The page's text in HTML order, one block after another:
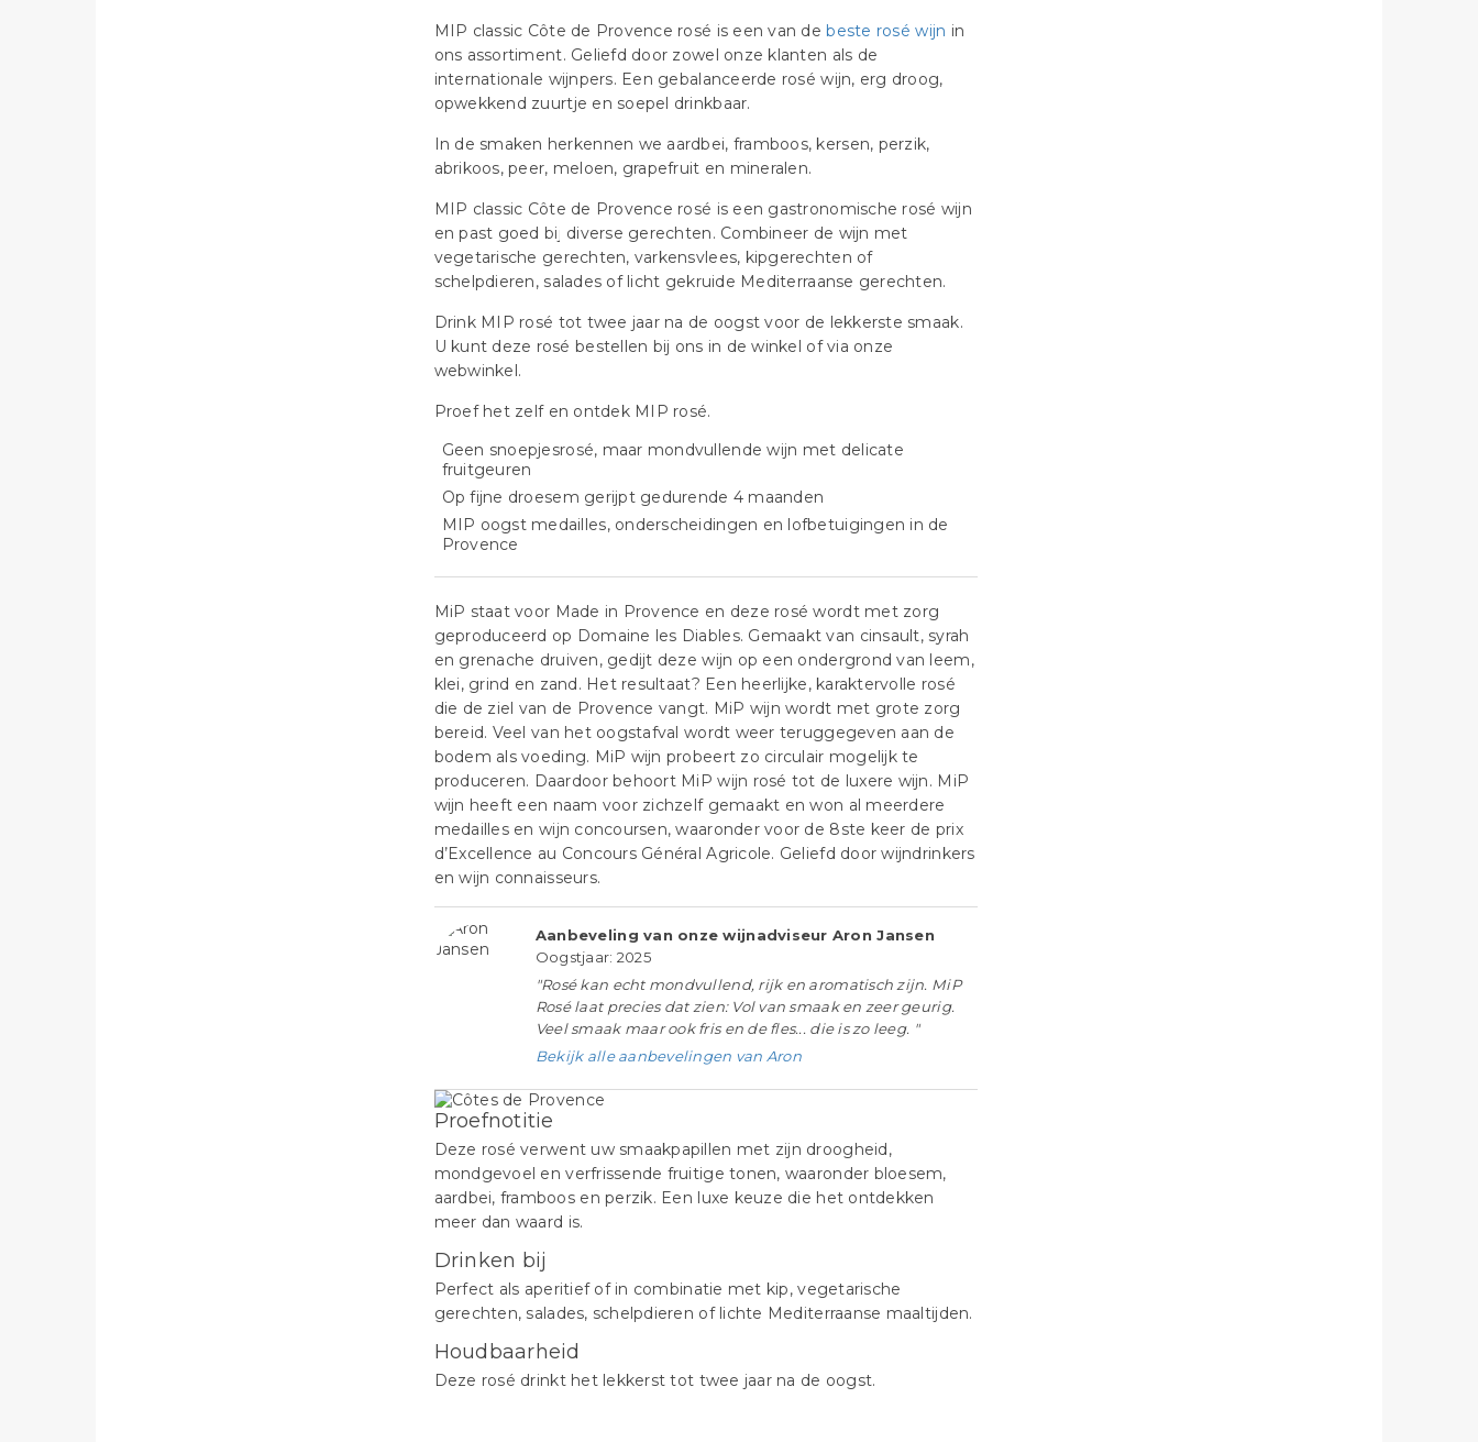
MIP classic Côte de Provence rosé is een van debeste rosé wijn in
ons assortiment. Geliefd door zowel onze klanten als de
internationale wijnpers. Een gebalanceerde rosé wijn, erg droog,
opwekkend zuurtje en soepel drinkbaar.
In de smaken herkennen we aardbei, framboos, kersen, perzik,
abrikoos, peer, meloen, grapefruit en mineralen.
MIP classic Côte de Provence rosé is een gastronomische rosé wijn
en past goed bij diverse gerechten. Combineer de wijn met
vegetarische gerechten, varkensvlees, kipgerechten of
schelpdieren, salades of licht gekruide Mediterraanse gerechten.
Drink MIP rosé tot twee jaar na de oogst voor de lekkerste smaak.
U kunt deze rosé bestellen bij ons in de winkel of via onze
webwinkel.
Proef het zelf en ontdek MIP rosé.
Geen snoepjesrosé, maar mondvullende wijn met delicate
fruitgeuren
Op fijne droesem gerijpt gedurende 4 maanden
MIP oogst medailles, onderscheidingen en lofbetuigingen in de
Provence
MiP staat voor Made in Provence en deze rosé wordt met zorg
geproduceerd op Domaine les Diables. Gemaakt van cinsault, syrah
en grenache druiven, gedijt deze wijn op een ondergrond van leem,
klei, grind en zand. Het resultaat? Een heerlijke, karaktervolle rosé
die de ziel van de Provence vangt. MiP wijn wordt met grote zorg
bereid. Veel van het oogstafval wordt weer teruggegeven aan de
bodem als voeding. MiP wijn probeert zo circulair mogelijk te
produceren. Daardoor behoort MiP wijn rosé tot de luxere wijn. MiP
wijn heeft een naam voor zichzelf gemaakt en won al meerdere
medailles en wijn concoursen, waaronder voor de 8ste keer de prix
d’Excellence au Concours Général Agricole. Geliefd door wijndrinkers
en wijn connaisseurs.
Aanbeveling van onze wijnadviseur Aron Jansen
Oogstjaar: 2025
"Rosé kan echt mondvullend, rijk en aromatisch zijn. MiP
Rosé laat precies dat zien: Vol van smaak en zeer geurig.
Veel smaak maar ook fris en de fles... die is zo leeg. "
Bekijk alle aanbevelingen van Aron
Proefnotitie
Deze rosé verwent uw smaakpapillen met zijn droogheid,
mondgevoel en verfrissende fruitige tonen, waaronder bloesem,
aardbei, framboos en perzik. Een luxe keuze die het ontdekken
meer dan waard is.
Drinken bij
Perfect als aperitief of in combinatie met kip, vegetarische
gerechten, salades, schelpdieren of lichte Mediterraanse maaltijden.
Houdbaarheid
Deze rosé drinkt het lekkerst tot twee jaar na de oogst.